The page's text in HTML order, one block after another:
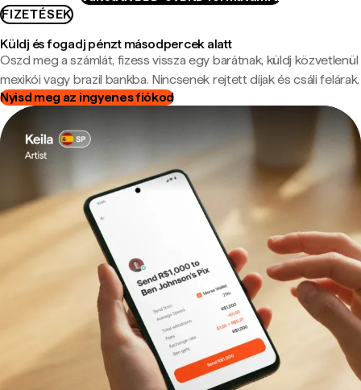
FIZETÉSEK
Küldj és fogadj pénzt másodpercek alatt
Oszd meg a számlát, fizess vissza egy barátnak, küldj közvetlenül
mexikói vagy brazil bankba. Nincsenek rejtett díjak és csáli felárak.
Nyisd meg az ingyenes fiókod